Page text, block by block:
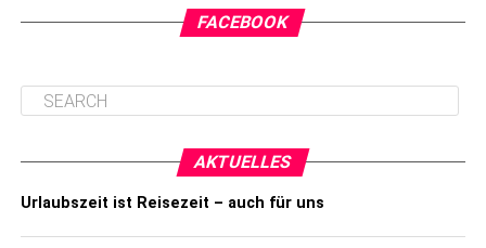
FACEBOOK
AKTUELLES
Urlaubszeit ist Reisezeit – auch für uns